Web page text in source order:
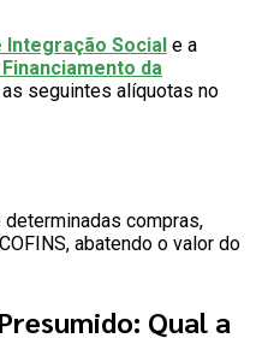
Integração Social e a
da
seguintes alíquotas no
determinadas compras,
abatendo o valor do
Qual a